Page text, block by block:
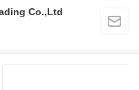
Co.,Ltd